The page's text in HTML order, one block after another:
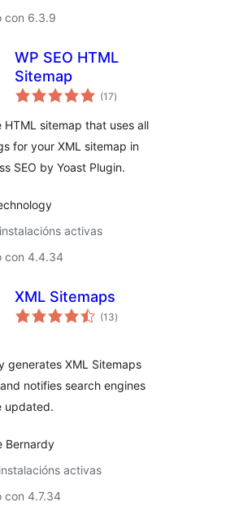
con 6.3.9
WP SEO HTML
Sitemap
(17valoracións
totais
)
HTML sitemap that uses all
for your XML sitemap in
SEO by Yoast Plugin.
activas
con 4.4.34
XML Sitemaps
(13valoracións
totais
)
generates XML Sitemaps
notifies search engines
updated.
Bernardy
activas
con 4.7.34